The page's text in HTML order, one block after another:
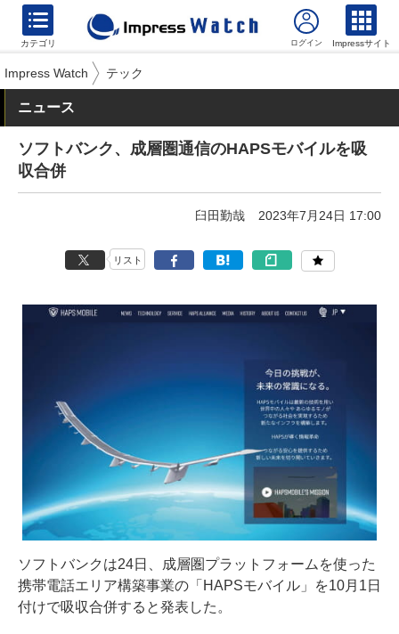
カテゴリ Impressサイト
Impress Watch テック
ニュース
ソフトバンク、成層圏通信のHAPSモバイルを吸
収合併
臼田勤哉 2023年7月24日 17:00
リスト
ソフトバンクは24日、成層圏プラットフォームを使った
携帯電話エリア構築事業の「HAPSモバイル」を10月1日
付けで吸収合併すると発表した。